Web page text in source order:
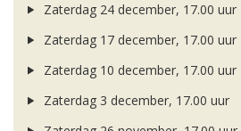
Zaterdag 24 december, 17.00 uur
Zaterdag 17 december, 17.00 uur
Zaterdag 10 december, 17.00 uur
Zaterdag 3 december, 17.00 uur